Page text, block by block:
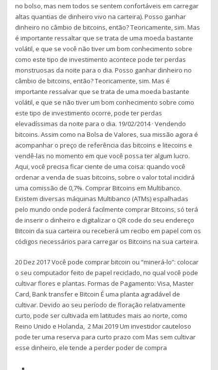
no bolso, mas nem todos se sentem confortáveis em carregar
altas quantias de dinheiro vivo na carteira). Posso ganhar
dinheiro no câmbio de bitcoins, então? Teoricamente, sim. Mas
é importante ressaltar que se trata de uma moeda bastante
volátil, e que se você não tiver um bom conhecimento sobre
como este tipo de investimento acontece pode ter perdas
monstruosas da noite para o dia. Posso ganhar dinheiro no
câmbio de bitcoins, então? Teoricamente, sim. Mas é
importante ressalvar que se trata de uma moeda bastante
volátil, e que se não tiver um bom conhecimento sobre como
este tipo de investimento ocorre, pode ter perdas
elevadíssimas da noite para o dia. 19/02/2014 · Vendendo
bitcoins. Assim como na Bolsa de Valores, sua missão agora é
acompanhar o preço de referência das bitcoins e litecoins e
vendê-las no momento em que você possa ter algum lucro.
Aqui, você precisa ficar ciente de uma coisa: quando você
ordenar a venda de suas bitcoins, sobre o valor total incidirá
uma comissão de 0,7%. Comprar Bitcoins em Multibanco.
Existem diversas máquinas Multibanco (ATMs) espalhadas
pelo mundo onde poderá facilmente comprar Bitcoins, só terá
de inserir o dinheiro e digitalizar o QR code do seu endereço
Bitcoin da sua carteira ou receberá um recibo em papel com os
códigos necessários para carregar os Bitcoins na sua carteira.
20 Dez 2017 Você pode comprar bitcoin ou “minerá-lo”: colocar
o seu computador feito de papel reciclado, no qual você pode
cultivar flores e plantas. Formas de Pagamento: Visa, Master
Card, Bank transfer e Bitcoin É uma planta agradável de
cultivar. Devido ao seu período de floração relativamente
curto, pode ser cultivada em latitudes mais ao norte, como
Reino Unido e Holanda, 2 Mai 2019 Um investidor cauteloso
pode ter uma reserva para curto prazo com Mas sem cultivar
esse dinheiro, ele tende a perder poder de compra